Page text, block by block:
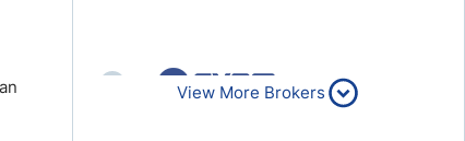
Read Review
View More Brokers